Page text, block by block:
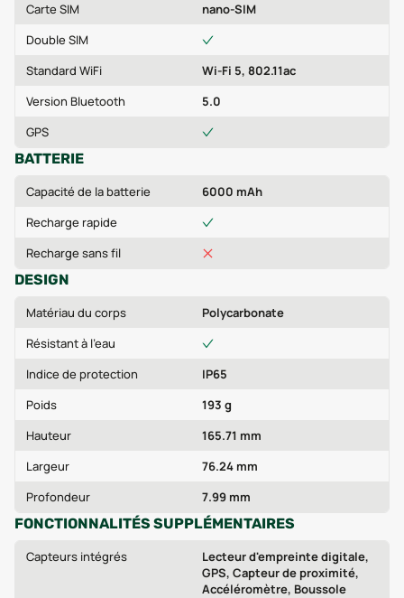
Carte SIM
nano-SIM
Double SIM
Standard WiFi
Wi-Fi 5, 802.11ac
Version Bluetooth
5.0
GPS
BATTERIE
Capacité de la batterie
6000 mAh
Recharge rapide
Recharge sans fil
DESIGN
Matériau du corps
Polycarbonate
Résistant à l'eau
Indice de protection
IP65
Poids
193 g
Hauteur
165.71 mm
Largeur
76.24 mm
Profondeur
7.99 mm
FONCTIONNALITÉS SUPPLÉMENTAIRES
Capteurs intégrés
Lecteur d'empreinte digitale,
GPS, Capteur de proximité,
Accéléromètre, Boussole